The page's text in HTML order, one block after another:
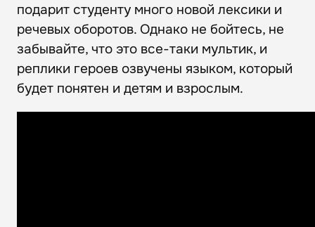
подарит студенту много новой лексики и
речевых оборотов. Однако не бойтесь, не
забывайте, что это все-таки мультик, и
реплики героев озвучены языком, который
будет понятен и детям и взрослым.